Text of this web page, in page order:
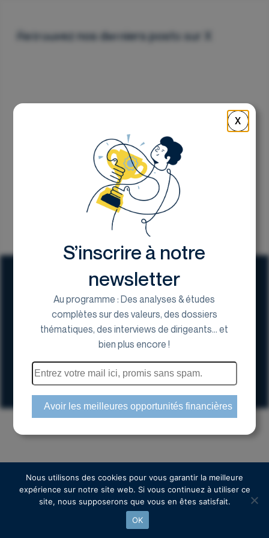
17 Avenue George V, 75008 Paris
Espace actionnaire
Copyright © 2024 Euroland Corporate
Retrouvez nos derniers posts sur X
X
S’inscrire à notre
newsletter
Au programme : Des analyses & études
complètes sur des valeurs, des dossiers
thématiques, des interviews de dirigeants... et
bien plus encore !
Nous utilisons des cookies pour vous garantir la meilleure
expérience sur notre site web. Si vous continuez à utiliser ce
site, nous supposerons que vous en êtes satisfait.
OK